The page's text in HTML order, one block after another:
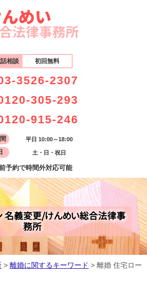
相談 初回無料
3526-2307
305-293
915-246
平日 10:00～18:00
土・日・祝日
予約で時間外対応可能
名義変更/けんめい総合法律事
務所
> 離婚に関するキーワード > 離婚 住宅ロー